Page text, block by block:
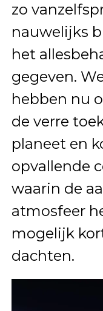
zo
nauwelijks
het
gegeven.
hebben nu
de verre
planeet en
opvallende
waarin de
atmosfeer
mogelijk
dachten.